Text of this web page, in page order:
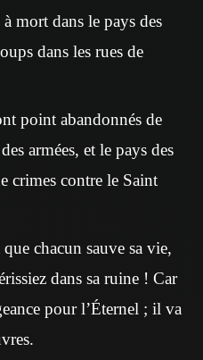
mort dans le pays des
dans les rues de
point abandonnés de
armées, et le pays des
crimes contre le Saint
chacun sauve sa vie,
dans sa ruine ! Car
pour l’Éternel ; il va